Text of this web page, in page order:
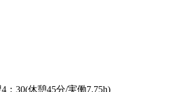
：30(休憩45分/実働7.75h)